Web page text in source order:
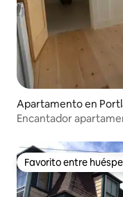
Apartamento en
Encantador
Favorito entre
Favorito entre